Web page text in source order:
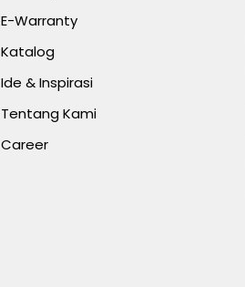
E-Warranty
Katalog
Ide & Inspirasi
Tentang Kami
Career